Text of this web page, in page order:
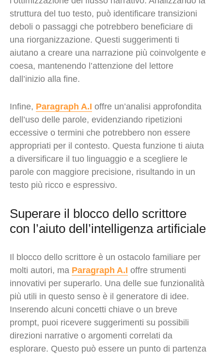
struttura del tuo testo, può identificare transizioni
deboli o passaggi che potrebbero beneficiare di
una riorganizzazione. Questi suggerimenti ti
aiutano a creare una narrazione più coinvolgente e
coesa, mantenendo l’attenzione del lettore
dall’inizio alla fine.
Infine, Paragraph A.I offre un’analisi approfondita
dell’uso delle parole, evidenziando ripetizioni
eccessive o termini che potrebbero non essere
appropriati per il contesto. Questa funzione ti aiuta
a diversificare il tuo linguaggio e a scegliere le
parole con maggiore precisione, risultando in un
testo più ricco e espressivo.
Superare il blocco dello scrittore
con l’aiuto dell’intelligenza artificiale
Il blocco dello scrittore è un ostacolo familiare per
molti autori, ma Paragraph A.I offre strumenti
innovativi per superarlo. Una delle sue funzionalità
più utili in questo senso è il generatore di idee.
Inserendo alcuni concetti chiave o un breve
prompt, puoi ricevere suggerimenti su possibili
direzioni narrative o argomenti correlati da
esplorare. Questo può essere un punto di partenza